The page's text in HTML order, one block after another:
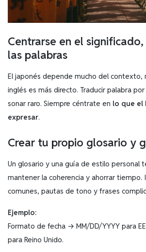
Centrarse en el
las palabras
El japonés depende mucho del contexto,
inglés es más directo. Traducir palabra
sonar raro. Siempre céntrate en lo que el
expresar.
Crear tu propio glosario y
Un glosario y una guía de estilo personal
mantener la coherencia y ahorrar tiempo.
comunes, pautas de tono y frases
Ejemplo:
Formato de fecha → MM/DD/YYYY para
para Reino Unido.